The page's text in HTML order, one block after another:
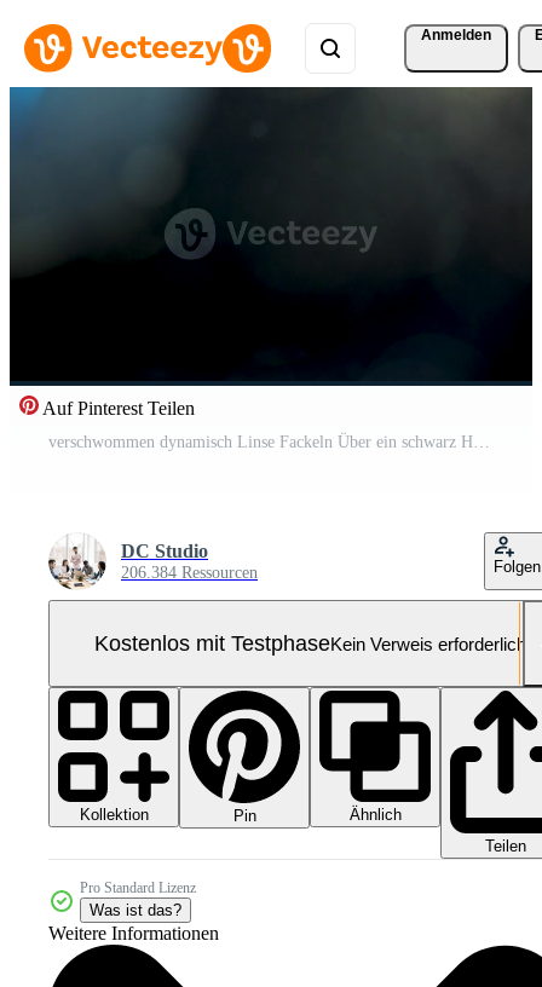
Anmelden
Auf Pinterest Teilen
verschwommen dynamisch Linse Fackeln Über ein schwarz Hintergrund im Studio Pro Video
DC Studio
206.384 Ressourcen Folgen
Kostenlos mit TestphaseKein Verweis erforderlich
Kollektion Pin
Ähnlich
Teilen
Pro Standard Lizenz
Was ist das?
Weitere Informationen